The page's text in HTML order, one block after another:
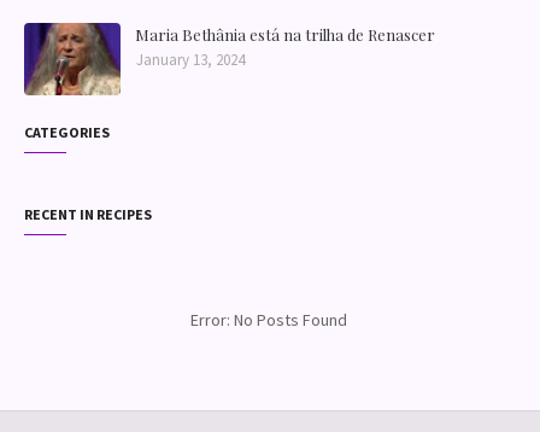
Maria Bethânia está na trilha de Renascer
January 13, 2024
CATEGORIES
RECENT IN RECIPES
Error: No Posts Found